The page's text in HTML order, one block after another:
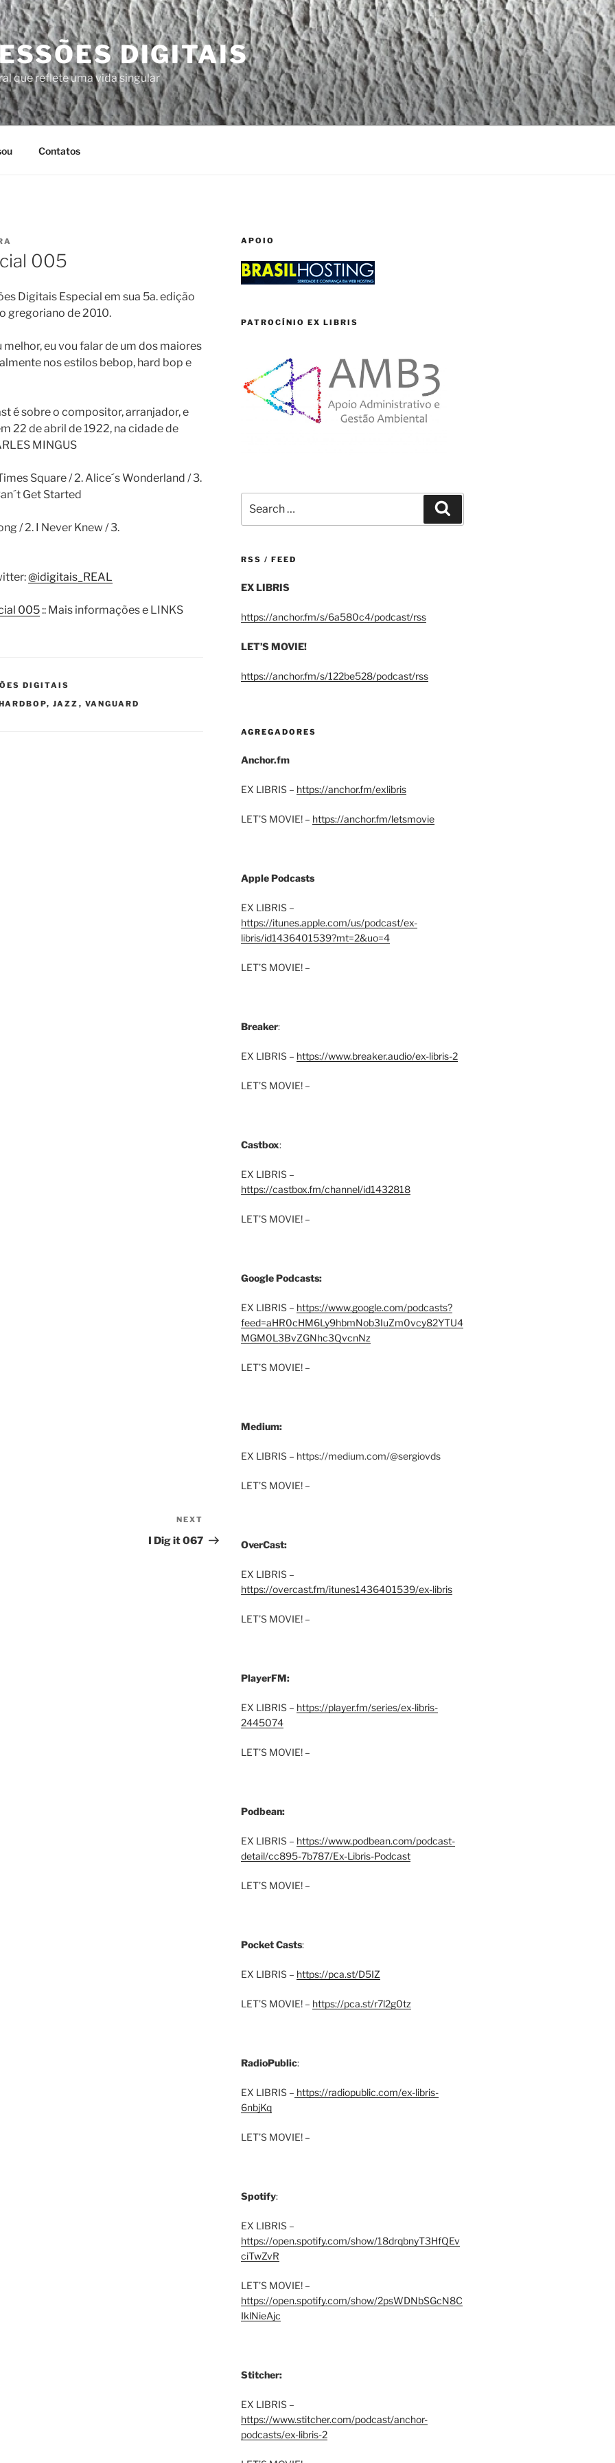
DIGITAIS
que reflete uma vida singular
Contatos
005
Digitais Especial em sua 5a. edição
gregoriano de 2010.
melhor, eu vou falar de um dos maiores
nos estilos bebop, hard bop e
é sobre o compositor, arranjador, e
22 de abril de 1922, na cidade de
MINGUS
Square / 2. Alice´s Wonderland / 3.
Get Started
/ 2. I Never Knew / 3.
@idigitais_REAL
005:: Mais informações e LINKS
DIGITAIS
, JAZZ , VANGUARD
Post
NEXT
I Dig it 067
APOIO
PATROCÍNIO EX LIBRIS
for:
RSS / FEED
EX LIBRIS
https://anchor.fm/s/6a580c4/podcast/rss
LET’S MOVIE!
https://anchor.fm/s/122be528/podcast/rss
AGREGADORES
Anchor.fm
EX LIBRIS – https://anchor.fm/exlibris
LET’S MOVIE! – https://anchor.fm/letsmovie
Apple Podcasts
EX LIBRIS –
https://itunes.apple.com/us/podcast/ex-
libris/id1436401539?mt=2&uo=4
LET’S MOVIE! –
Breaker:
EX LIBRIS – https://www.breaker.audio/ex-libris-2
LET’S MOVIE! –
Castbox:
EX LIBRIS –
https://castbox.fm/channel/id1432818
LET’S MOVIE! –
Google Podcasts:
EX LIBRIS – https://www.google.com/podcasts?
feed=aHR0cHM6Ly9hbmNob3IuZm0vcy82YTU4
MGM0L3BvZGNhc3QvcnNz
LET’S MOVIE! –
Medium:
EX LIBRIS – https://medium.com/@sergiovds
LET’S MOVIE! –
OverCast:
EX LIBRIS –
https://overcast.fm/itunes1436401539/ex-libris
LET’S MOVIE! –
PlayerFM:
EX LIBRIS – https://player.fm/series/ex-libris-
2445074
LET’S MOVIE! –
Podbean:
EX LIBRIS – https://www.podbean.com/podcast-
detail/cc895-7b787/Ex-Libris-Podcast
LET’S MOVIE! –
Pocket Casts:
EX LIBRIS – https://pca.st/D5IZ
LET’S MOVIE! – https://pca.st/r7l2g0tz
RadioPublic:
EX LIBRIS – https://radiopublic.com/ex-libris-
6nbjKq
LET’S MOVIE! –
Spotify:
EX LIBRIS –
https://open.spotify.com/show/18drqbnyT3HfQEv
ciTwZvR
LET’S MOVIE! –
https://open.spotify.com/show/2psWDNbSGcN8C
IklNieAjc
Stitcher:
EX LIBRIS –
https://www.stitcher.com/podcast/anchor-
podcasts/ex-libris-2